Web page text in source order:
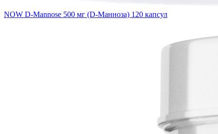
NOW D-Mannose 500 мг (D-Манноза) 120 капсул